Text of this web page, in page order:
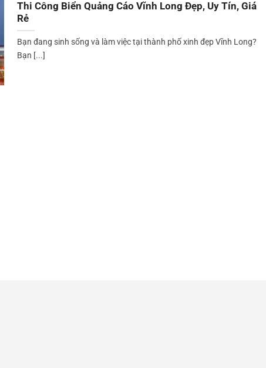
Thi Công Biển Quảng Cáo Vĩnh Long Đẹp, Uy Tín, Giá
Rẻ
Bạn đang sinh sống và làm việc tại thành phố xinh đẹp Vĩnh Long?
Bạn [...]